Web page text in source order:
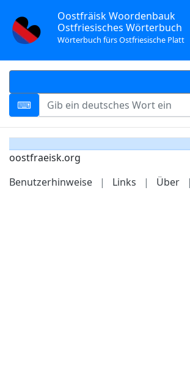
Oostfräisk Woordenbauk
Ostfriesisches Wörterbuch
Wörterbuch fürs Ostfriesische Platt
oostfraeisk.org
Benutzerhinweise
| Links | Über |